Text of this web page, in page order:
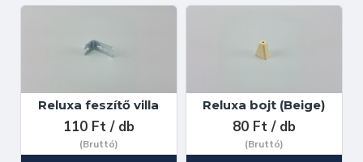
Reluxa feszítő villa
110 Ft / db
(Bruttó)
Reluxa bojt (Beige)
80 Ft / db
(Bruttó)